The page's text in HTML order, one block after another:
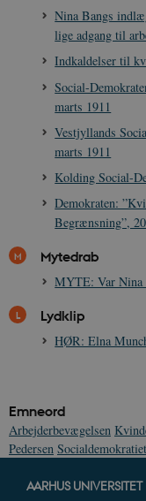
Nina Bangs
lige adgang til
Indkaldelser til
Social-
marts 1911
Vestjyllands
marts 1911
Kolding Social-
Demokraten:
Begrænsning”,
Mytedrab
MYTE: Var Nina
Lydklip
HØR: Elna
Emneord
Arbejderbevægelsen
Pedersen Socialdemokratiet
AARHUS UNIVERSITET
XSRF-TOKEN